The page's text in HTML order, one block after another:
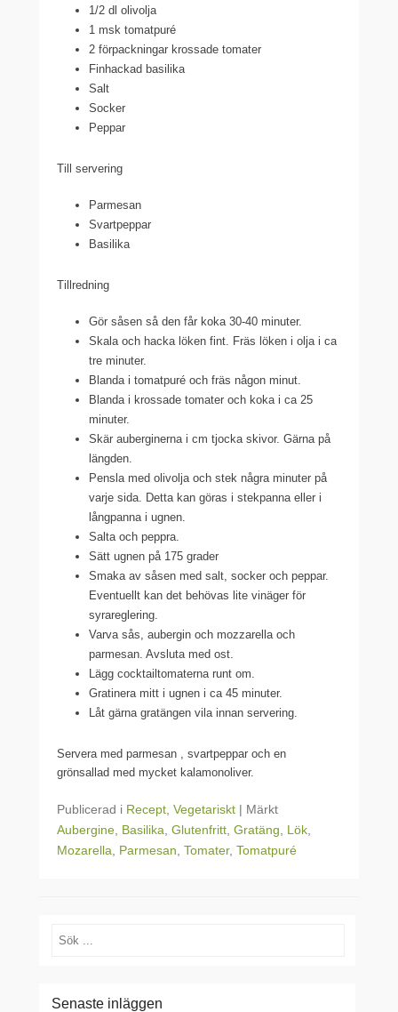
1/2 dl olivolja
1 msk tomatpuré
2 förpackningar krossade tomater
Finhackad basilika
Salt
Socker
Peppar
Till servering
Parmesan
Svartpeppar
Basilika
Tillredning
Gör såsen så den får koka 30-40 minuter.
Skala och hacka löken fint. Fräs löken i olja i ca
tre minuter.
Blanda i tomatpuré och fräs någon minut.
Blanda i krossade tomater och koka i ca 25
minuter.
Skär auberginerna i cm tjocka skivor. Gärna på
längden.
Pensla med olivolja och stek några minuter på
varje sida. Detta kan göras i stekpanna eller i
långpanna i ugnen.
Salta och peppra.
Sätt ugnen på 175 grader
Smaka av såsen med salt, socker och peppar.
Eventuellt kan det behövas lite vinäger för
syrareglering.
Varva sås, aubergin och mozzarella och
parmesan. Avsluta med ost.
Lägg cocktailtomaterna runt om.
Gratinera mitt i ugnen i ca 45 minuter.
Låt gärna gratängen vila innan servering.
Servera med parmesan , svartpeppar och en
grönsallad med mycket kalamonoliver.
Publicerad i Recept Vegetariskt | Märkt
Aubergine Basilika Glutenfritt Gratäng Lök
Mozarella
Parmesan Tomater, Tomatpuré
Sök
Senaste inläggen